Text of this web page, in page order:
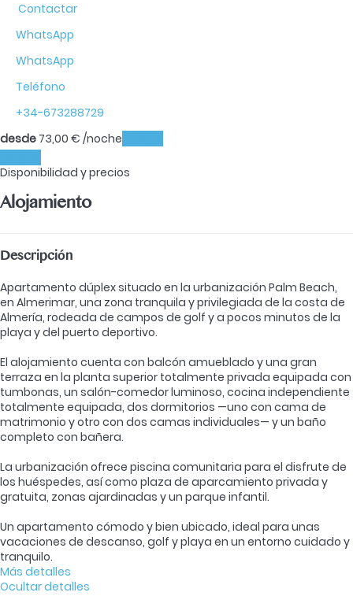
Contactar
WhatsApp
WhatsApp
Teléfono
+34-673288729
desde 73,00 € /noche
Disponibilidad y precios
Alojamiento
Descripción
Apartamento dúplex situado en la urbanización Palm Beach,
en Almerimar, una zona tranquila y privilegiada de la costa de
Almería, rodeada de campos de golf y a pocos minutos de la
playa y del puerto deportivo.
El alojamiento cuenta con balcón amueblado y una gran
terraza en la planta superior totalmente privada equipada con
tumbonas, un salón-comedor luminoso, cocina independiente
totalmente equipada, dos dormitorios —uno con cama de
matrimonio y otro con dos camas individuales— y un baño
completo con bañera.
La urbanización ofrece piscina comunitaria para el disfrute de
los huéspedes, así como plaza de aparcamiento privada y
gratuita, zonas ajardinadas y un parque infantil.
Un apartamento cómodo y bien ubicado, ideal para unas
vacaciones de descanso, golf y playa en un entorno cuidado y
tranquilo.
Más detalles
Ocultar detalles